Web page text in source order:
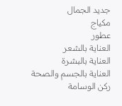
جديد الجمال
مكياج
عطور
العناية بالشعر
العناية بالبشرة
العناية بالجسم والصحة
ركن الوسامة